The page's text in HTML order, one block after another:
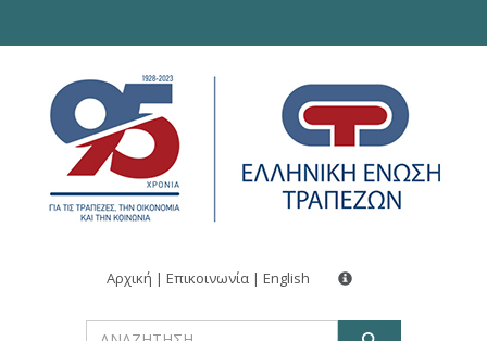
Αρχική | Επικοινωνία | English